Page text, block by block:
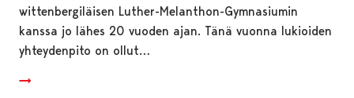
wittenbergiläisen Luther-Melanthon-Gymnasiumin
kanssa jo lähes 20 vuoden ajan. Tänä vuonna lukioiden
yhteydenpito on ollut…